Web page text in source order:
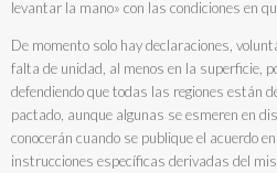
levantar la mano» con las condiciones en
De momento solo hay declaraciones,
falta de unidad, al menos en la superficie,
defendiendo que todas las regiones están
pactado, aunque algunas se esmeren en
conocerán cuando se publique el acuerdo
instrucciones específicas derivadas del